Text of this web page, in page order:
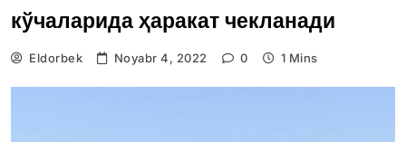
кўчаларида ҳаракат чекланади
Eldorbek Noyabr 4, 2022 0 1 Mins